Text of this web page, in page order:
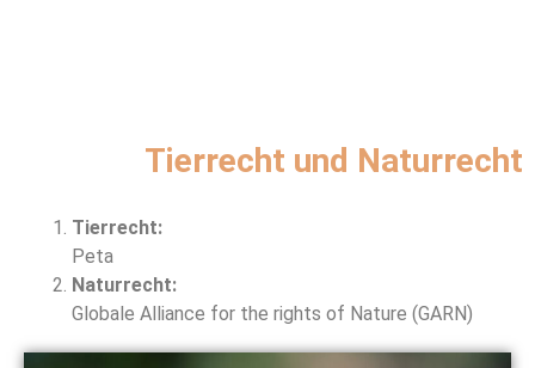
Tierrecht und Naturrecht
Tierrecht:
Peta
Naturrecht:
Globale Alliance for the rights of Nature (GARN)